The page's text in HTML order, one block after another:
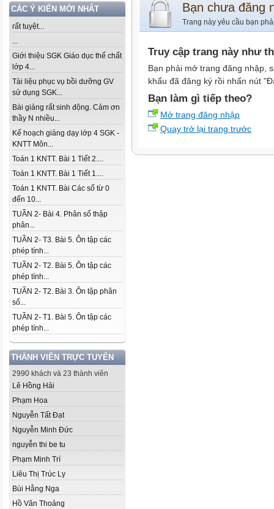
CÁC Ý KIẾN MỚI NHẤT
rất tuyệt...
...
Giới thiệu SGK Giáo dục thể chất
lớp 4...
Tài liệu phục vụ bồi dưỡng GV
sử dụng SGK...
Bài giảng rất sinh động. Cảm ơn
thầy N nhiều...
Kế hoạch giảng dạy lớp 4 SGK -
KNTT Môn...
Toán 1 KNTT. Bài 1 Tiết 2....
Toán 1 KNTT. Bài 1 Tiết 1....
Toán 1 KNTT. Bài Các số từ 0
đến 10...
TUẦN 2- Bài 4. Phân số thập
phân...
TUẦN 2- T3. Bài 5. Ôn tập các
phép tính...
TUẦN 2- T2. Bài 5. Ôn tập các
phép tính...
TUẦN 2- T2. Bài 3. Ôn tập phân
số...
TUẦN 2- T1. Bài 5. Ôn tập các
phép tính...
THÀNH VIÊN TRỰC TUYẾN
2990 khách và 23 thành viên
Lê Hồng Hải
Phạm Hoa
Nguyễn Tất Đạt
Nguyễn Minh Đức
nguyễn thi be tu
Phạm Minh Trí
Liêu Thị Trúc Ly
Bùi Hằng Nga
Hồ Văn Thoảng
Bạn chưa đăng
Trang này yêu cầu bạn
Truy cập trang này như
Bạn phải mở trang đăng nhập,
khẩu đã đăng ký rồi nhấn nút
Bạn làm gì tiếp theo?
Mở trang đăng nhập
Quay trở lại trang trước